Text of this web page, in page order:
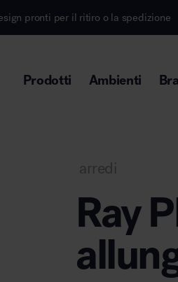
o la spedizione
Prodotti Ambienti
arredi
Ray